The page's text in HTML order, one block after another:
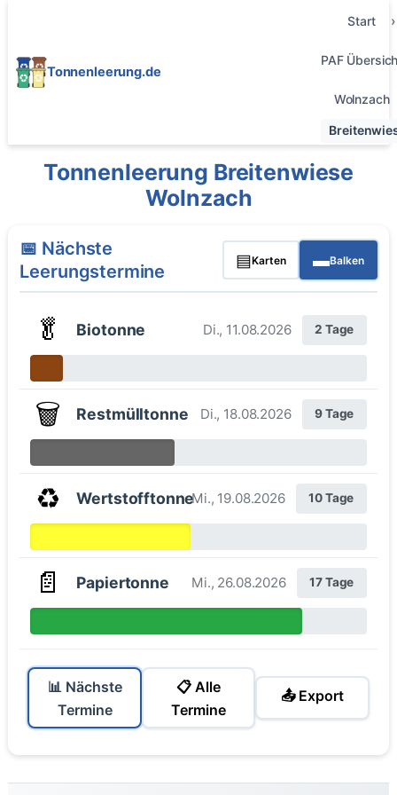
Tonnenleerung.de
Start
PAF
Wolnzach
Tonnenleerung Breitenwiese
Wolnzach
📅 Nächste
Leerungstermine
▤Karten ▬Balken
🥬 Biotonne Di., 11.08.2026 2 Tage
🗑️ Restmülltonne Di., 18.08.2026 9 Tage
♻️ WertstofftonneMi., 19.08.2026 10 Tage
📄 Papiertonne Mi., 26.08.2026 17 Tage
📊 Nächste
Termine
📋 Alle
Termine
📤 Export